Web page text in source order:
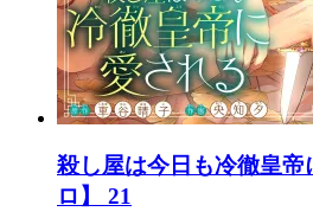
殺し屋は今日も冷徹皇帝
ロ】 21